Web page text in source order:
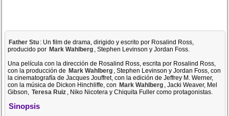
Father Stu : Un film de drama, dirigido y escrito por Rosalind Ross,
producido por Mark Wahlberg , Stephen Levinson y Jordan Foss.
Una película con la dirección de Rosalind Ross, escrita por Rosalind Ross,
con la producción de Mark Wahlberg , Stephen Levinson y Jordan Foss, con
la cinematografía de Jacques Jouffret, con la edición de Jeffrey M. Werner,
con la música de Dickon Hinchliffe, con Mark Wahlberg , Jacki Weaver, Mel
Gibson, Teresa Ruiz , Niko Nicotera y Chiquita Fuller como protagonistas.
Sinopsis